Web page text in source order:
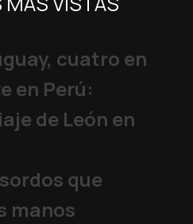
cuatro en
en Perú:
de León en
que
manos